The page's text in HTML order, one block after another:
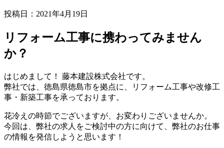
投稿日：2021年4月19日
リフォーム工事に携わってみません
か？
はじめまして！ 藤本建設株式会社です。
弊社では、徳島県徳島市を拠点に、リフォーム工事や改修工
事・新築工事を承っております。
花冷えの時節でございますが、お変わりございませんか。
今回は、弊社の求人をご検討中の方に向けて、弊社のお仕事
の情報を発信しようと思います！